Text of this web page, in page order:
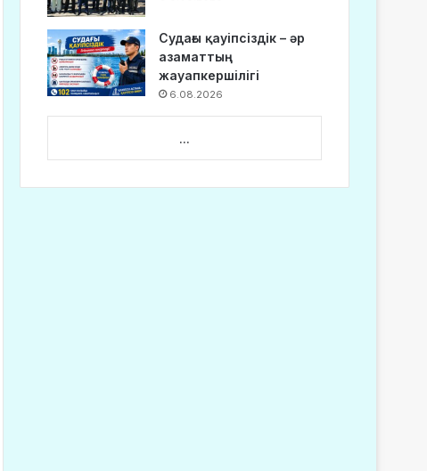
Судағы қауіпсіздік – әр
азаматтың
жауапкершілігі
6.08.2026
...